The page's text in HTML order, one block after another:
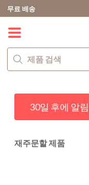
무료 배송
30일 후에 알림
재주문할 제품